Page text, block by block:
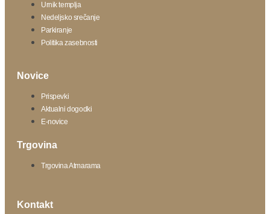
Urnik templja
Nedeljsko srečanje
Parkiranje
Politika zasebnosti
Novice
Prispevki
Aktualni dogodki
E-novice
Trgovina
Trgovina Atmarama
Kontakt